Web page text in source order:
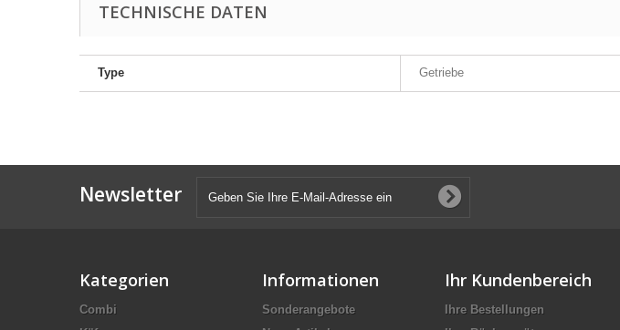
TECHNISCHE DATEN
Type Getriebe
Newsletter
Kategorien
Combi
Informationen
Sonderangebote
Ihr Kundenbereich
Ihre Bestellungen